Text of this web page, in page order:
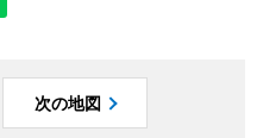
次の地図